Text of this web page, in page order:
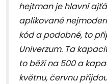
hejtman je hlavní
aplikované
kód a podobné, to
Univerzum. Ta
to běží na 500 a
květnu, červnu